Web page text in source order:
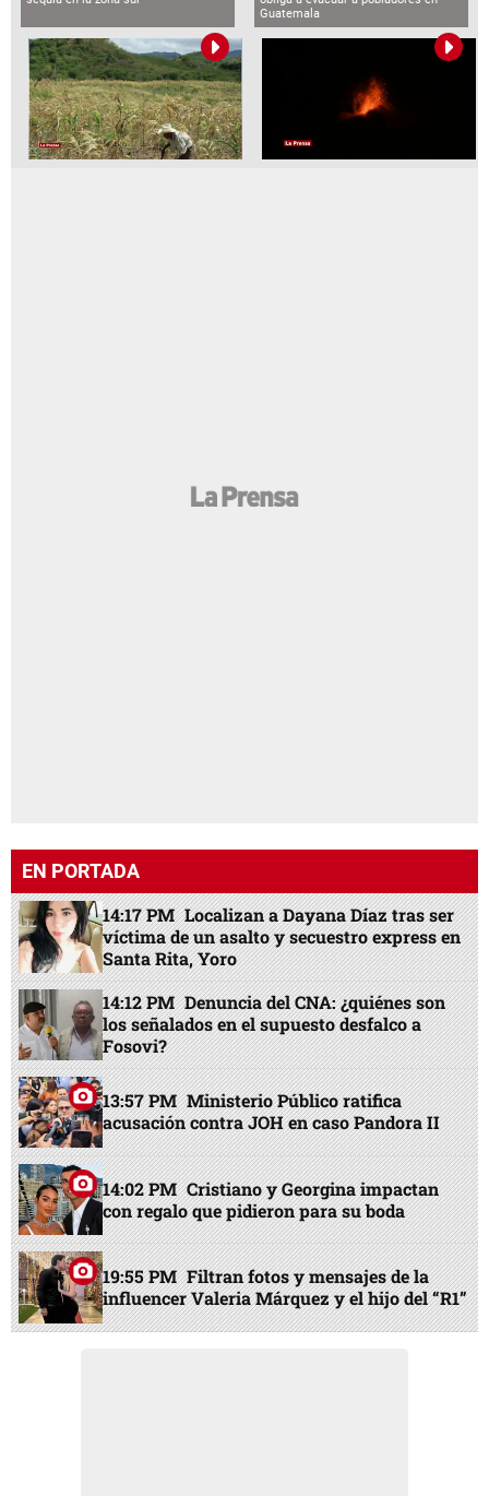
Guatemala
EN PORTADA
14:17 PM Localizan a Dayana Díaz tras ser
víctima de un asalto y secuestro express en
Santa Rita, Yoro
14:12 PM Denuncia del CNA: ¿quiénes son
los señalados en el supuesto desfalco a
Fosovi?
13:57 PM Ministerio Público ratifica
acusación contra JOH en caso Pandora II
14:02 PM Cristiano y Georgina impactan
con regalo que pidieron para su boda
19:55 PM Filtran fotos y mensajes de la
influencer Valeria Márquez y el hijo del “R1”